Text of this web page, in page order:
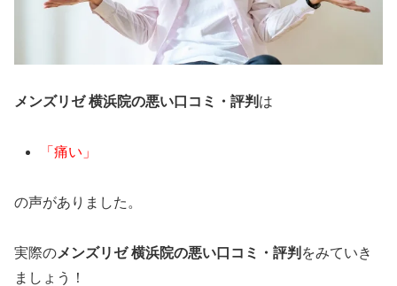
メンズリゼ 横浜院の悪い口コミ・評判 は
「痛い」
の声がありました。
実際のメンズリゼ 横浜院の悪い口コミ・評判 をみていき
ましょう！